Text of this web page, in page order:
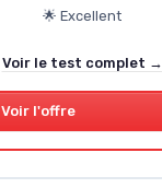
🌟 Excellent
Voir le test complet →
Voir l'offre